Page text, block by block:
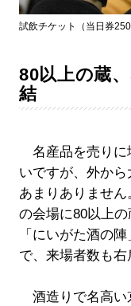
試飲チケット（当日券
80以上の蔵
結
名産品を売りに
いですが、外か
あまりありませ
の会場に80以上
「にいがた酒の
で、来場者数も右
酒造りで名高い